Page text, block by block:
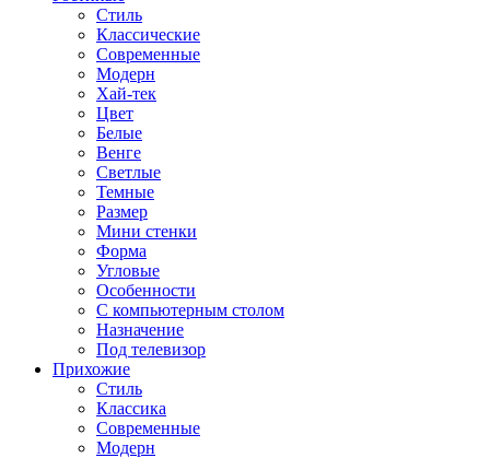
Стиль
Классические
Современные
Модерн
Хай-тек
Цвет
Белые
Венге
Светлые
Темные
Размер
Мини стенки
Форма
Угловые
Особенности
С компьютерным столом
Назначение
Под телевизор
Прихожие
Стиль
Классика
Современные
Модерн